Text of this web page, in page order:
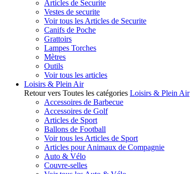
Articles de Securite
Vestes de securite
Voir tous les Articles de Securite
Canifs de Poche
Grattoirs
Lampes Torches
Mètres
Outils
Voir tous les articles
Loisirs & Plein Air
Retour vers Toutes les catégories Loisirs & Plein Air
Accessoires de Barbecue
Accessoires de Golf
Articles de Sport
Ballons de Football
Voir tous les Articles de Sport
Articles pour Animaux de Compagnie
Auto & Vélo
Couvre-selles